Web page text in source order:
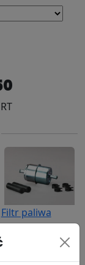
Filtr paliwa
P550012
Donaldson